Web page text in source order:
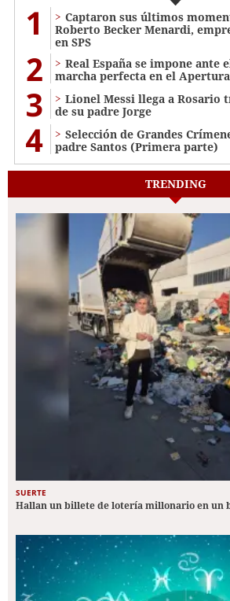
1
Captaron sus últimos
Roberto Becker Menardi​​​,
en SPS
2
Real España se impone ante
marcha perfecta en el Apertura
3
Lionel Messi llega a Rosario
de su padre Jorge
4
Selección de Grandes
padre Santos (Primera parte)
TRENDING
SUERTE
Hallan un billete de lotería millonario en un